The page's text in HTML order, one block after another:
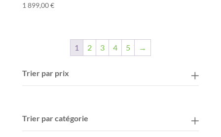
1 899,00€
1 2 3 4 5 →
Trier par prix
Trier par catégorie